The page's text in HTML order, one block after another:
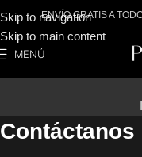
Skip to navigation
Skip to main content
ENVÍO GRATIS A
MENÚ
Contáctanos